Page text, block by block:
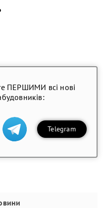
ПЕРШИМИ всі нові
Telegram